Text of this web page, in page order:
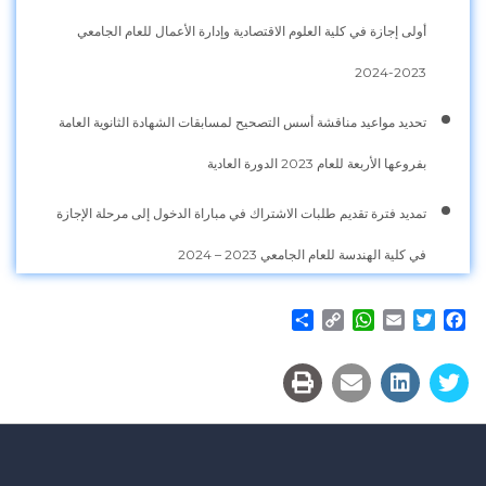
أولى إجازة في كلية العلوم الاقتصادية وإدارة الأعمال للعام الجامعي
2023-2024
تحديد مواعيد مناقشة أسس التصحيح لمسابقات الشهادة الثانوية العامة
بفروعها الأربعة للعام 2023 الدورة العادية
تمديد فترة تقديم طلبات الاشتراك في مباراة الدخول إلى مرحلة الإجازة
في كلية الهندسة للعام الجامعي 2023 – 2024
Facebook
Twitter
Email
WhatsApp
Copy